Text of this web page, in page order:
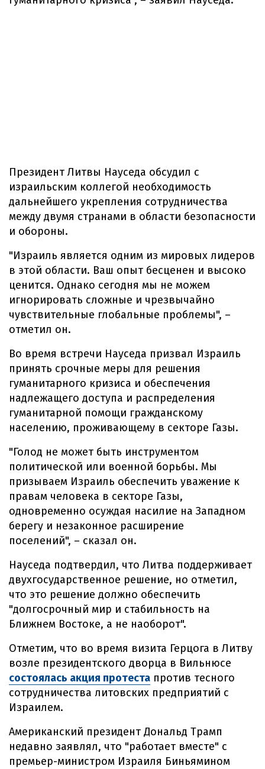
Президент Литвы Науседа обсудил с
израильским коллегой необходимость
дальнейшего укрепления сотрудничества
между двумя странами в области безопасности
и обороны.
"Израиль является одним из мировых лидеров
в этой области. Ваш опыт бесценен и высоко
ценится. Однако сегодня мы не можем
игнорировать сложные и чрезвычайно
чувствительные глобальные проблемы", –
отметил он.
Во время встречи Науседа призвал Израиль
принять срочные меры для решения
гуманитарного кризиса и обеспечения
надлежащего доступа и распределения
гуманитарной помощи гражданскому
населению, проживающему в секторе Газы.
"Голод не может быть инструментом
политической или военной борьбы. Мы
призываем Израиль обеспечить уважение к
правам человека в секторе Газы,
одновременно осуждая насилие на Западном
берегу и незаконное расширение
поселений", – сказал он.
Науседа подтвердил, что Литва поддерживает
двухгосударственное решение, но отметил,
что это решение должно обеспечить
"долгосрочный мир и стабильность на
Ближнем Востоке, а не наоборот".
Отметим, что во время визита Герцога в Литву
возле президентского дворца в Вильнюсе
состоялась акция протеста против тесного
сотрудничества литовских предприятий с
Израилем.
Американский президент Дональд Трамп
недавно заявлял, что "работает вместе" с
премьер-министром Израиля Биньямином